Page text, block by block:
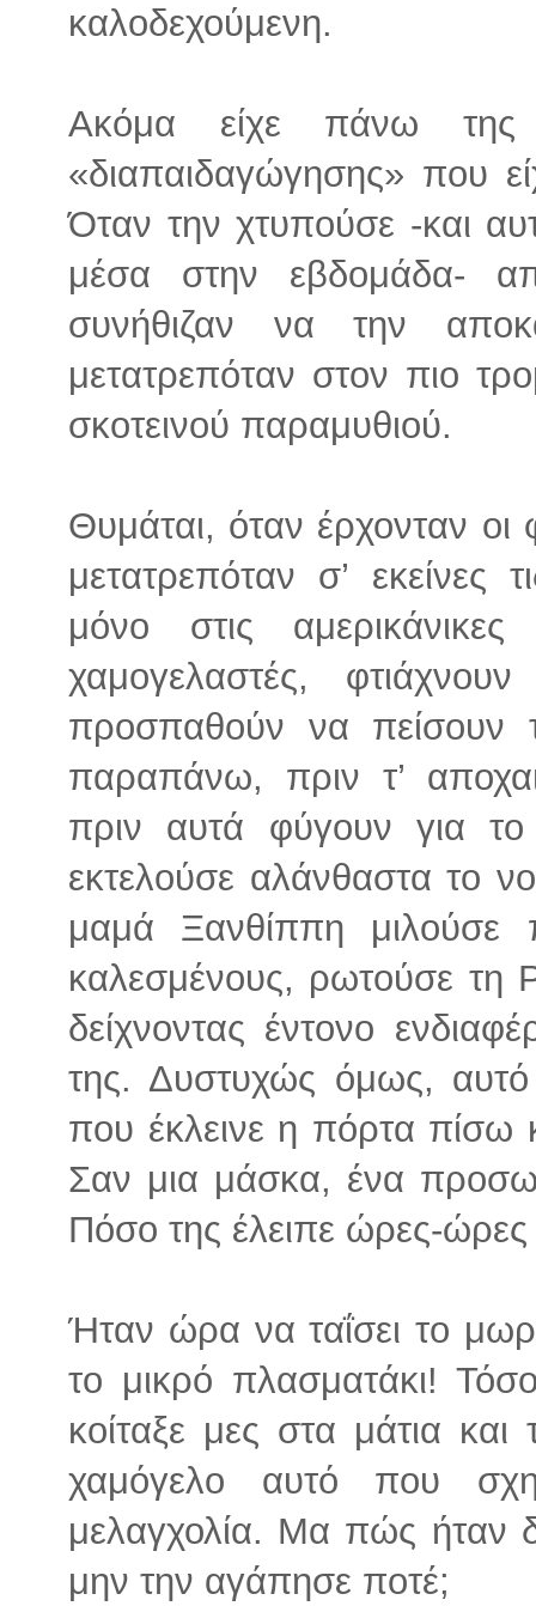
καλοδεχούμενη.
Ακόμα είχε πάνω
«διαπαιδαγώγησης» που
Όταν την χτυπούσε -και
μέσα στην εβδομάδα-
συνήθιζαν να την
μετατρεπόταν στον πιο
σκοτεινού παραμυθιού.
Θυμάται, όταν έρχονταν οι
μετατρεπόταν σ’ εκείνες
μόνο στις
χαμογελαστές,
προσπαθούν να πείσουν
παραπάνω, πριν τ’
πριν αυτά φύγουν για
εκτελούσε αλάνθαστα το
μαμά Ξανθίππη μιλούσε
καλεσμένους, ρωτούσε τη
δείχνοντας έντονο
της. Δυστυχώς όμως,
που έκλεινε η πόρτα πίσω
Σαν μια μάσκα, ένα
Πόσο της έλειπε ώρες-
Ήταν ώρα να ταΐσει το
το μικρό πλασματάκι!
κοίταξε μες στα μάτια
χαμόγελο αυτό που
μελαγχολία. Μα πώς ήταν
μην την αγάπησε ποτέ;